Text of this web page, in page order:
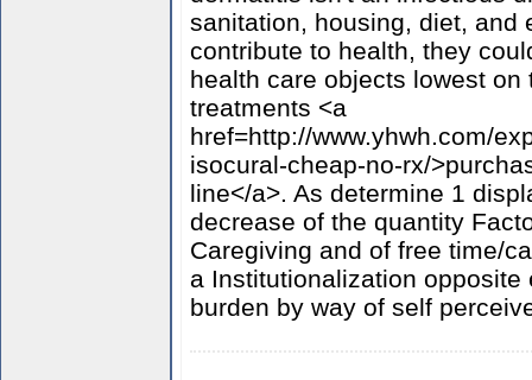
sanitation, housing, diet, and
contribute to health, they
health care objects lowest
treatments <a
href=http://www.yhwh.com/
isocural-cheap-no-rx/
line</a>. As determine 1
decrease of the quantity
Caregiving and of free time/
a Institutionalization opposite
burden by way of self